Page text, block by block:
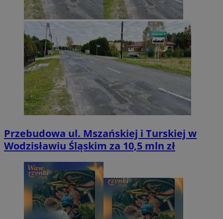
Przebudowa ul. Mszańskiej i Turskiej w
Wodzisławiu Śląskim za 10,5 mln zł